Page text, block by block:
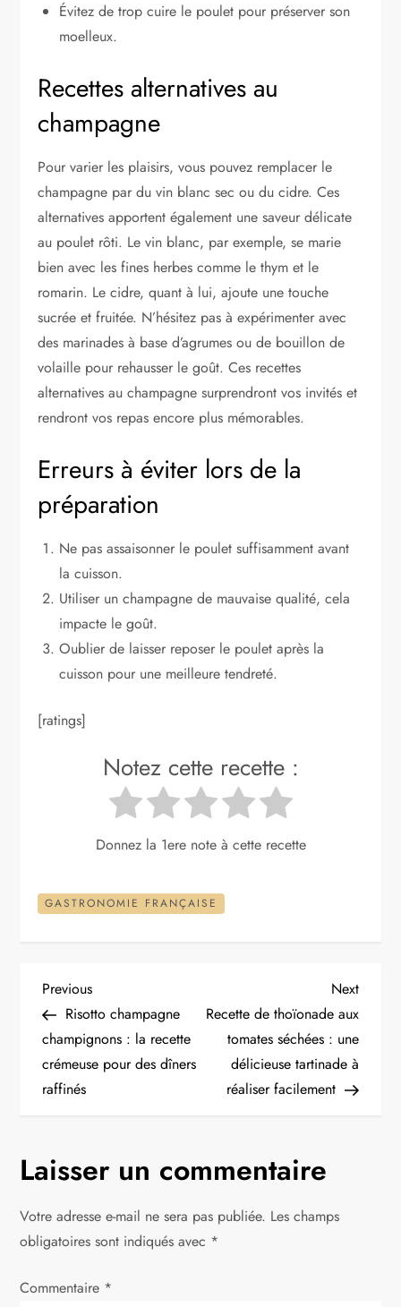
Évitez de trop cuire le poulet pour préserver son
moelleux.
Recettes alternatives au
champagne
Pour varier les plaisirs, vous pouvez remplacer le
champagne par du vin blanc sec ou du cidre. Ces
alternatives apportent également une saveur délicate
au poulet rôti. Le vin blanc, par exemple, se marie
bien avec les fines herbes comme le thym et le
romarin. Le cidre, quant à lui, ajoute une touche
sucrée et fruitée. N’hésitez pas à expérimenter avec
des marinades à base d’agrumes ou de bouillon de
volaille pour rehausser le goût. Ces recettes
alternatives au champagne surprendront vos invités et
rendront vos repas encore plus mémorables.
Erreurs à éviter lors de la
préparation
Ne pas assaisonner le poulet suffisamment avant
la cuisson.
Utiliser un champagne de mauvaise qualité, cela
impacte le goût.
Oublier de laisser reposer le poulet après la
cuisson pour une meilleure tendreté.
[ratings]
Notez cette recette :
Donnez la 1ere note à cette recette
GASTRONOMIE FRANÇAISE
N
a
v
g
a
t
i
Previous
Post
Previous
Risotto champagne
champignons : la recette
crémeuse pour des dîners
raffinés
Next
Post
Next
Recette de thoïonade aux
tomates séchées : une
délicieuse tartinade à
réaliser facilement
Laisser un commentaire
Votre adresse e-mail ne sera pas publiée. Les champs
obligatoires sont indiqués avec *
Commentaire *